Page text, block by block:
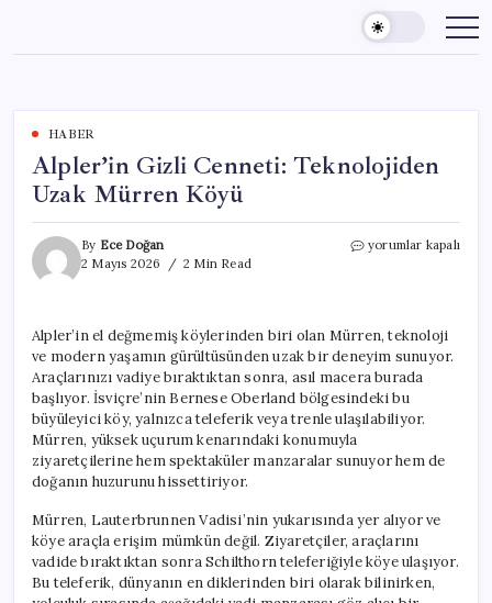
content
HABER
Alpler’in Gizli Cenneti: Teknolojiden
Uzak Mürren Köyü
By Ece Doğan
2 Mayıs 2026
2 Min Read
Alpler’in
Mürren
Köyü
için
yorumlar kapalı
Alpler’in el değmemiş köylerinden biri olan Mürren, teknoloji
ve modern yaşamın gürültüsünden uzak bir deneyim sunuyor.
Araçlarınızı vadiye bıraktıktan sonra, asıl macera burada
başlıyor. İsviçre’nin Bernese Oberland bölgesindeki bu
büyüleyici köy, yalnızca teleferik veya trenle ulaşılabiliyor.
Mürren, yüksek uçurum kenarındaki konumuyla
ziyaretçilerine hem spektaküler manzaralar sunuyor hem de
doğanın huzurunu hissettiriyor.
Mürren, Lauterbrunnen Vadisi’nin yukarısında yer alıyor ve
köye araçla erişim mümkün değil. Ziyaretçiler, araçlarını
vadide bıraktıktan sonra Schilthorn teleferiğiyle köye ulaşıyor.
Bu teleferik, dünyanın en diklerinden biri olarak bilinirken,